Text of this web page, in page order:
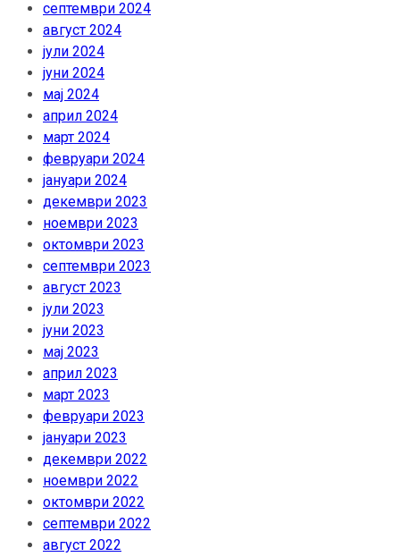
септември 2024
август 2024
јули 2024
јуни 2024
мај 2024
април 2024
март 2024
февруари 2024
јануари 2024
декември 2023
ноември 2023
октомври 2023
септември 2023
август 2023
јули 2023
јуни 2023
мај 2023
април 2023
март 2023
февруари 2023
јануари 2023
декември 2022
ноември 2022
октомври 2022
септември 2022
август 2022